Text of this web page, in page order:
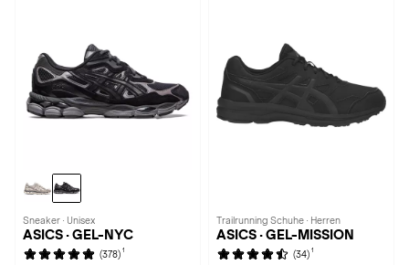
Sneaker · Unisex
ASICS · GEL-NYC
(378) 1
Trailrunning Schuhe · Herren
ASICS · GEL-MISSION
(34) 1